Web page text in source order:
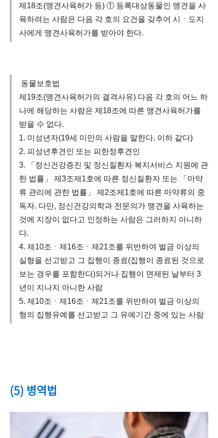
제18조(맹견사육허가 등) ① 등록대상동물인 맹견을 사
육하려는 사람은 다음 각 호의 요건을 갖추어 시ㆍ도지
사에게 맹견사육허가를 받아야 한다.
동물보호법
제19조(맹견사육허가의 결격사유) 다음 각 호의 어느 하
나에 해당하는 사람은 제18조에 따른 맹견사육허가를
받을 수 없다.
1. 미성년자(19세 미만의 사람을 말한다. 이하 같다)
2. 피성년후견인 또는 피한정후견인
3. 「정신건강증진 및 정신질환자 복지서비스 지원에 관
한 법률」 제3조제1호에 따른 정신질환자 또는 「마약
류 관리에 관한 법률」 제2조제1호에 따른 마약류의 중
독자. 다만, 정신건강의학과 전문의가 맹견을 사육하는
것에 지장이 없다고 인정하는 사람은 그러하지 아니하
다.
4. 제10조ㆍ제16조ㆍ제21조를 위반하여 벌금 이상의
실형을 선고받고 그 집행이 종료(집행이 종료된 것으로
보는 경우를 포함한다)되거나 집행이 면제된 날부터 3
년이 지나지 아니한 사람
5. 제10조ㆍ제16조ㆍ제21조를 위반하여 벌금 이상의
형의 집행유예를 선고받고 그 유예기간 중에 있는 사람
(5) 병역법